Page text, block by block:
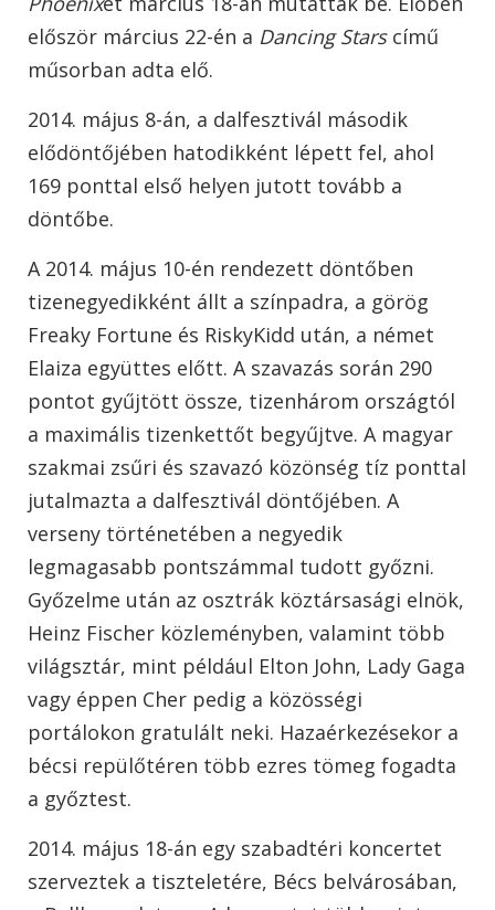
először március 22-én a Dancing Starscímű
műsorban adta elő.
2014. május 8-án, a dalfesztivál második
elődöntőjében hatodikként lépett fel, ahol
169 ponttal első helyen jutott tovább a
döntőbe.
A 2014. május 10-én rendezett döntőben
tizenegyedikként állt a színpadra, a görög
Freaky Fortune és RiskyKidd után, a német
Elaiza együttes előtt. A szavazás során 290
pontot gyűjtött össze, tizenhárom országtól
a maximális tizenkettőt begyűjtve. A magyar
szakmai zsűri és szavazó közönség tíz ponttal
jutalmazta a dalfesztivál döntőjében. A
verseny történetében a negyedik
legmagasabb pontszámmal tudott győzni.
Győzelme után az osztrák köztársasági elnök,
Heinz Fischer közleményben, valamint több
világsztár, mint például Elton John, Lady Gaga
vagy éppen Cher pedig a közösségi
portálokon gratulált neki. Hazaérkezésekor a
bécsi repülőtéren több ezres tömeg fogadta
a győztest.
2014. május 18-án egy szabadtéri koncertet
szerveztek a tiszteletére, Bécs belvárosában,